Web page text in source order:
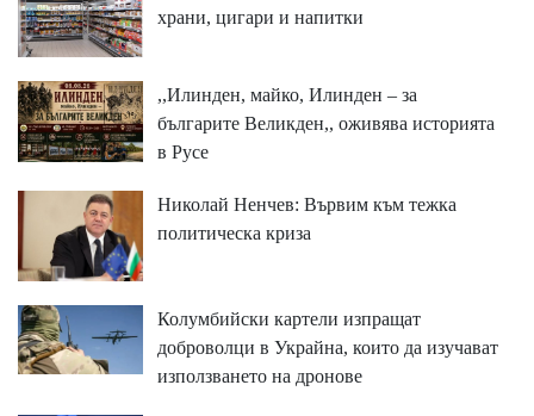
храни, цигари и напитки
,,Илинден, майко, Илинден – за
българите Великден,, оживява историята
в Русе
Николай Ненчев: Вървим към тежка
политическа криза
Колумбийски картели изпращат
доброволци в Украйна, които да изучават
използването на дронове